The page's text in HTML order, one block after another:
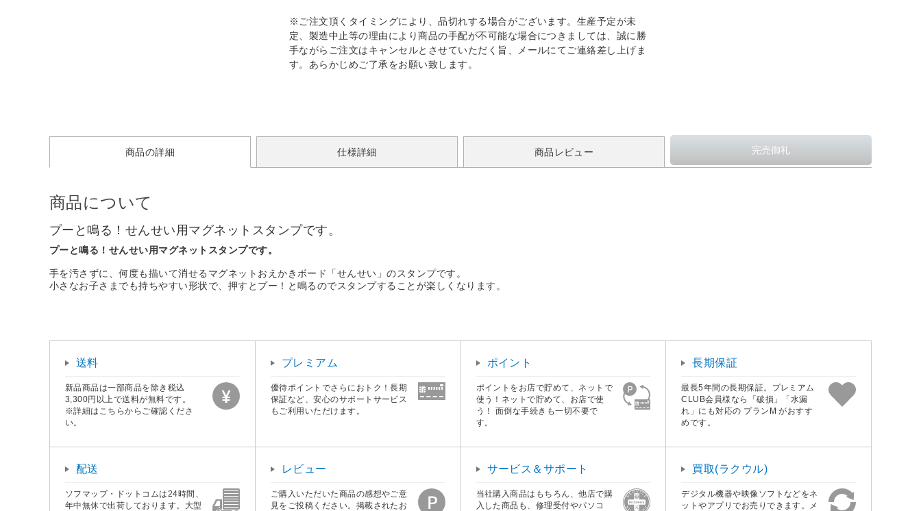
※ご注文頂くタイミングにより、品切れする場合がございます。生産予定が未
定、製造中止等の理由により商品の手配が不可能な場合につきましては、誠に勝
手ながらご注文はキャンセルとさせていただく旨、メールにてご連絡差し上げま
す。あらかじめご了承をお願い致します。
商品の詳細 仕様詳細 商品レビュー
商品について
プーと鳴る！せんせい用マグネットスタンプです。
プーと鳴る！せんせい用マグネットスタンプです。
手を汚さずに、何度も描いて消せるマグネットおえかきボード「せんせい」のスタンプです。
小さなお子さまでも持ちやすい形状で、押すとプー！と鳴るのでスタンプすることが楽しくなります。
送料
新品商品は一部商品を除き税込
3,300円以上で送料が無料です。
※詳細はこちらからご確認くださ
い。
プレミアム
優待ポイントでさらにおトク！長期
保証など、安心のサポートサービス
もご利用いただけます。
ポイント
ポイントをお店で貯めて、ネットで
使う！ネットで貯めて、お店で使
う！ 面倒な手続きも一切不要で
す。
長期保証
最長5年間の長期保証。プレミアム
CLUB会員様なら「破損」「水漏
れ」にも対応の プランM がおすす
めです。
配送
ソフマップ・ドットコムは24時間、
年中無休で出荷しております。大型
レビュー
ご購入いただいた商品の感想やご意
見をご投稿ください。掲載されたお
サービス＆サポート
当社購入商品はもちろん、他店で購
入した商品も、修理受付やパソコ
買取(ラクウル)
デジタル機器や映像ソフトなどをネ
ットやアプリでお売りできます。メ